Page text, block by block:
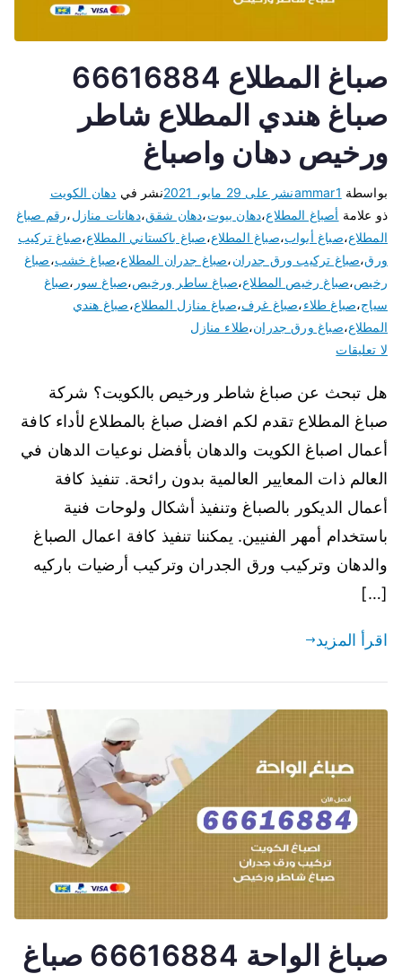
صباغ المطلاع 66616884
صباغ هندي المطلاع شاطر
ورخيص دهان واصباغ
بواسطة ammar1نشر على 29 مايو، 2021 نشر في دهان الكويت
ذو علامة أصباغ المطلاع،دهان بيوت،دهان شقق،دهانات منازل،رقم صباغ
المطلاع،صباغ أبواب،صباغ المطلاع،صباغ باكستاني المطلاع،صباغ تركيب
ورق،صباغ تركيب ورق جدران،صباغ جدران المطلاع،صباغ خشب،صباغ
رخيص،صباغ رخيص المطلاع،صباغ ساطر ورخيص،صباغ سور ،صباغ
سياج،صباغ طلاء،صباغ غرف،صباغ منازل المطلاع،صباغ هندي
المطلاع،صباغ ورق جدران،طلاء منازل
لا تعليقات
هل تبحث عن صباغ شاطر ورخيص بالكويت؟ شركة
صباغ المطلاع تقدم لكم افضل صباغ بالمطلاع لأداء كافة
أعمال اصباغ الكويت والدهان بأفضل نوعيات الدهان في
العالم ذات المعايير العالمية بدون رائحة. تنفيذ كافة
أعمال الديكور بالصباغ وتنفيذ أشكال ولوحات فنية
باستخدام أمهر الفنيين. يمكننا تنفيذ كافة اعمال الصباغ
والدهان وتركيب ورق الجدران وتركيب أرضيات باركيه
[…]
اقرأ المزيد
صباغ الواحة 66616884 صباغ